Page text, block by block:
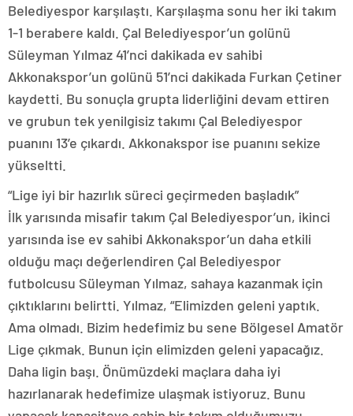
Belediyespor karşılaştı. Karşılaşma sonu her iki takım
1-1 berabere kaldı. Çal Belediyespor’un golünü
Süleyman Yılmaz 41’nci dakikada ev sahibi
Akkonakspor’un golünü 51’nci dakikada Furkan Çetiner
kaydetti. Bu sonuçla grupta liderliğini devam ettiren
ve grubun tek yenilgisiz takımı Çal Belediyespor
puanını 13’e çıkardı. Akkonakspor ise puanını sekize
yükseltti.
“Lige iyi bir hazırlık süreci geçirmeden başladık”
İlk yarısında misafir takım Çal Belediyespor’un, ikinci
yarısında ise ev sahibi Akkonakspor’un daha etkili
olduğu maçı değerlendiren Çal Belediyespor
futbolcusu Süleyman Yılmaz, sahaya kazanmak için
çıktıklarını belirtti. Yılmaz, “Elimizden geleni yaptık.
Ama olmadı. Bizim hedefimiz bu sene Bölgesel Amatör
Lige çıkmak. Bunun için elimizden geleni yapacağız.
Daha ligin başı. Önümüzdeki maçlara daha iyi
hazırlanarak hedefimize ulaşmak istiyoruz. Bunu